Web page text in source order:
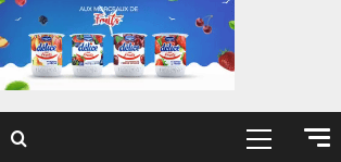
القائمة